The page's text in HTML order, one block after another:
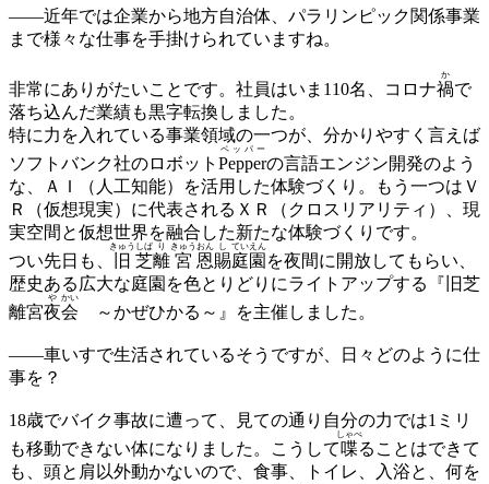
——近年では企業から地方自治体、パラリンピック関係事業
まで様々な仕事を手掛けられていますね。
非常にありがたいことです。社員はいま110名、コロナ禍
か
で
落ち込んだ業績も黒字転換しました。
特に力を入れている事業領域の一つが、分かりやすく言えば
ソフトバンク社のロボット Pepper
ペッパー
の言語エンジン開発のよう
な、ＡＩ（人工知能）を活用した体験づくり。もう一つはＶ
Ｒ（仮想現実）に代表されるＸＲ（クロスリアリティ）、現
実空間と仮想世界を融合した新たな体験づくりです。
つい先日も、
旧
きゅう
芝
しば
離
り
宮
きゅう
恩
おん
賜
し
庭
てい
園
えん
を夜間に開放してもらい、
歴史ある広大な庭園を色とりどりにライトアップする『旧芝
離宮夜
や
会
かい
～かぜひかる～』を主催しました。
——車いすで生活されているそうですが、日々どのように仕
事を？
18歳でバイク事故に遭って、見ての通り自分の力では1ミリ
も移動できない体になりました。こうして喋
しゃべ
ることはできて
も、頭と肩以外動かないので、食事、トイレ、入浴と、何を